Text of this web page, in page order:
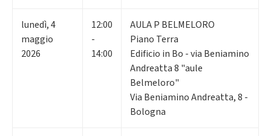
lunedì,4
maggio
2026
12:00
-
14:00
AULA P BELMELORO
Piano Terra
Edificio in Bo - via Beniamino
Andreatta 8 "aule
Belmeloro"
Via Beniamino Andreatta, 8 -
Bologna